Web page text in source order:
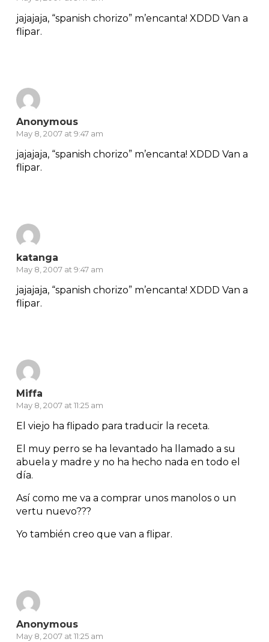
jajajaja, “spanish chorizo” m’encanta! XDDD Van a
flipar.
Anonymous
May 8, 2007 at 9:47 am
jajajaja, “spanish chorizo” m’encanta! XDDD Van a
flipar.
katanga
May 8, 2007 at 9:47 am
jajajaja, “spanish chorizo” m’encanta! XDDD Van a
flipar.
Miffa
May 8, 2007 at 11:25 am
El viejo ha flipado para traducir la receta.
El muy perro se ha levantado ha llamado a su
abuela y madre y no ha hecho nada en todo el
día.
Así como me va a comprar unos manolos o un
vertu nuevo???
Yo también creo que van a flipar.
Anonymous
May 8, 2007 at 11:25 am